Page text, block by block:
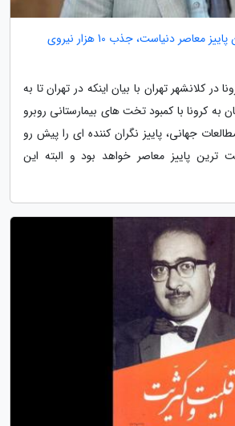
پاییز امسال سخت ترین پاییز معاصر دنیاست، جذب 10 هزار نیروی
در کلانشهر تهران با بیان اینکه در تهران تا به
به کرونا با کمبود تخت های بیمارستانی روبرو
جهانی، پاییز نگران کننده ای را پیش رو
پاییز معاصر خواهد بود و البته این